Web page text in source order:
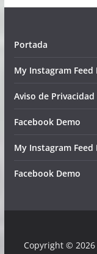
Portada
My Instagram Feed
Aviso de Privacidad
Facebook Demo
My Instagram Feed
Facebook Demo
Copyright © 2026